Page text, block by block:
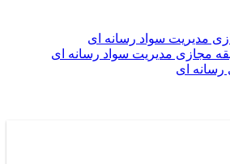
مدیریت سواد رسانه ای
مجازی مدیریت سواد رسانه ای
رسانه ای